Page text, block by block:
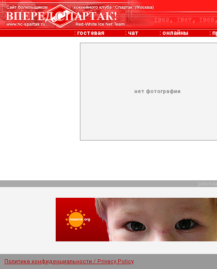
: гостевая : чат : онлайны :
нет фотографии
Политика конфиденциальности / Privacy Policy